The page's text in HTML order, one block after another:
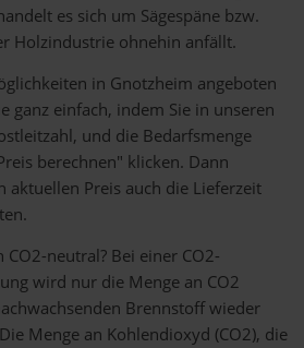
es sich um Sägespäne bzw.
Holzindustrie ohnehin anfällt.
in Gnotzheim angeboten
ganz einfach, indem Sie in unseren
und die Bedarfsmenge
berechnen" klicken. Dann
aktuellen Preis auch die Lieferzeit
neutral? Bei einer CO2-
wird nur die Menge an CO2
Brennstoff wieder
Menge an Kohlendioxyd (CO2), die